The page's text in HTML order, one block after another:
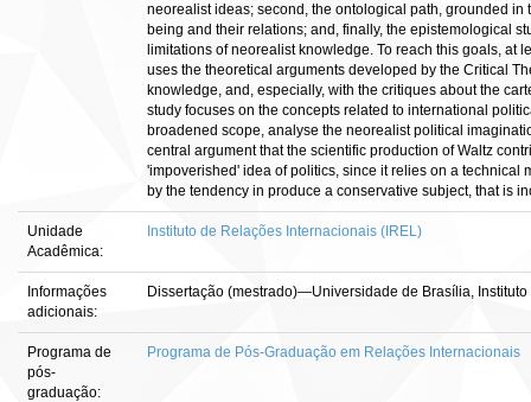
neorealist ideas; second, the ontological path, grounded
being and their relations; and, finally, the epistemological
limitations of neorealist knowledge. To reach this goals, at
uses the theoretical arguments developed by the Critical
knowledge, and, especially, with the critiques about the
study focuses on the concepts related to international
broadened scope, analyse the neorealist political
central argument that the scientific production of Waltz
'impoverished' idea of politics, since it relies on a technical
by the tendency in produce a conservative subject, that is
Unidade
Acadêmica:
Instituto de Relações Internacionais (IREL)
Informações
adicionais:
Dissertação (mestrado)—Universidade de Brasília,
Programa de
pós-
graduação:
Programa de Pós-Graduação em Relações Internacionais